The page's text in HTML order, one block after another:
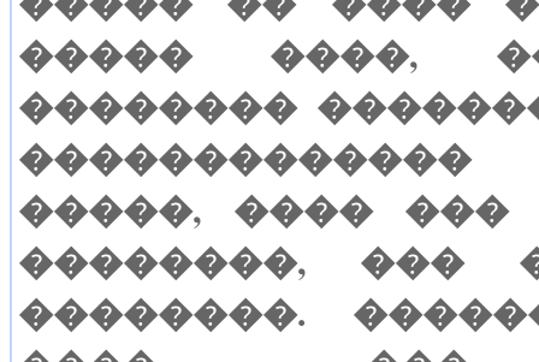
����� ����,
��������
�����, ���� ���
��������, ���
��������.